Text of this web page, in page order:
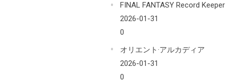
FINAL FANTASY Record Keeper
2026-01-31
0
オリエント·アルカディア
2026-01-31
0